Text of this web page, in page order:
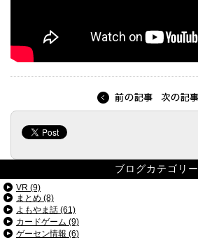
ブログカテゴリー
VR (9)
まとめ (8)
よもやま話 (61)
カードゲーム (9)
ゲーセン情報 (6)